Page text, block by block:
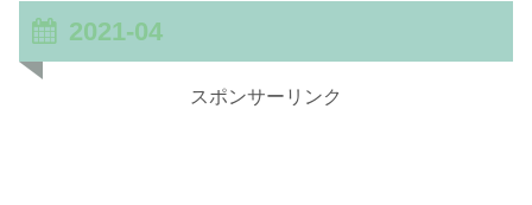
2021-04
スポンサーリンク